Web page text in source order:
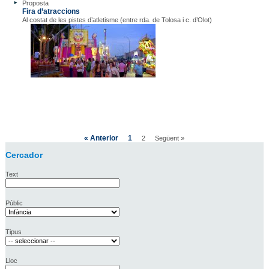
Proposta
Fira d’atraccions
Al costat de les pistes d’atletisme (entre rda. de Tolosa i c. d’Olot)
« Anterior 1 2 Següent »
Cercador
Text
Públic
Tipus
Lloc